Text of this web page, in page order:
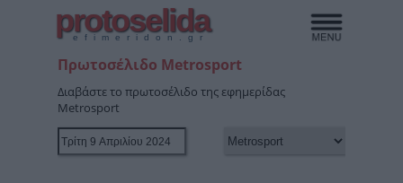
protoselida
efimeridon.gr
Πρωτοσέλιδο Metrosport
Διαβάστε το πρωτοσέλιδο της εφημερίδας
Metrosport